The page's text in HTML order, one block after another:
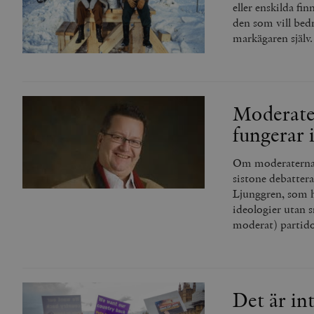
eller enskilda
den som vill
markägaren själv.
fungerar
Om
sistone
Ljunggren, som
ideologier utan
moderat)
Det är
Namn
Namn